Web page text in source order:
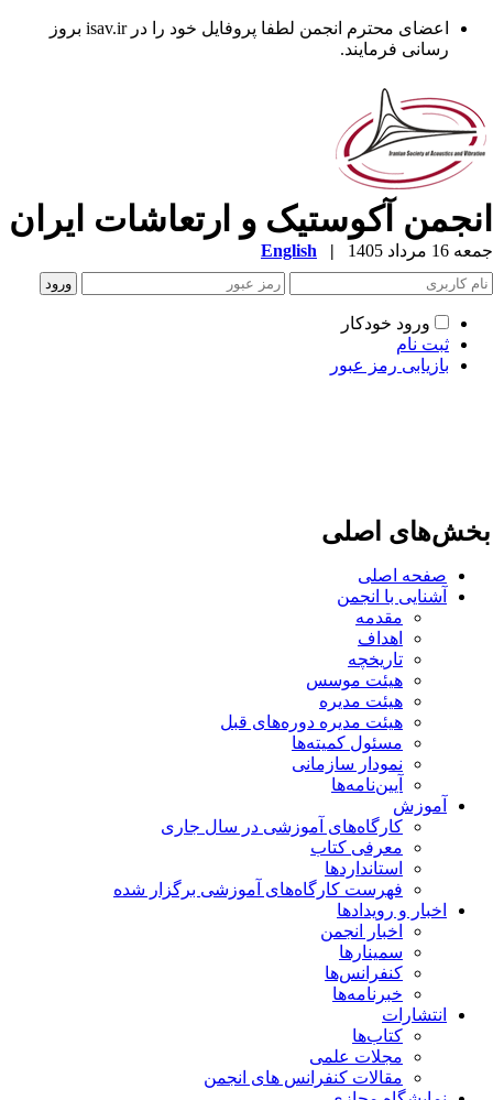
اعضای محترم انجمن لطفا پروفایل خود را در isav.ir بروز
رسانی فرمایند.
آکوستیک و ارتعاشات ایران
مرداد 1405 |
English
ورود خودکار
ثبت نام
بازیابی رمز عبور
اصلی
صفحه اصلی
آشنایی با انجمن
مقدمه
اهداف
تاریخچه
هیئت موسس
هیئت مدیره
هیئت مدیره دوره‌های قبل
مسئول کمیته‌ها
نمودار سازمانی
آیین‌نامه‌ها
آموزش
کارگاه‌های آموزشی در سال جاری
معرفی کتاب
استانداردها
فهرست کارگاه‌های آموزشی برگزار شده
اخبار و رویدادها
اخبار انجمن
سمینارها
کنفرانس‌ها
خبرنامه‌ها
انتشارات
کتاب‌ها
مجلات علمی
مقالات کنفرانس های انجمن